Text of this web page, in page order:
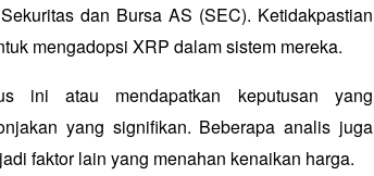
dan Bursa AS (SEC). Ketidakpastian
mengadopsi XRP dalam sistem mereka.
ini atau mendapatkan keputusan yang
yang signifikan. Beberapa analis juga
faktor lain yang menahan kenaikan harga.